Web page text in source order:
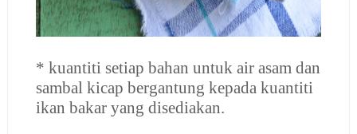
* kuantiti setiap bahan untuk air asam dan
sambal kicap bergantung kepada kuantiti
ikan bakar yang disediakan.